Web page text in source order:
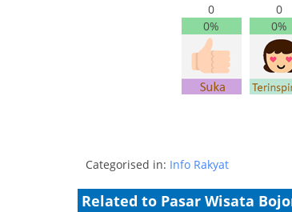
0
0%
0
0%
Categorised in: Info Rakyat
Related to Pasar Wisata